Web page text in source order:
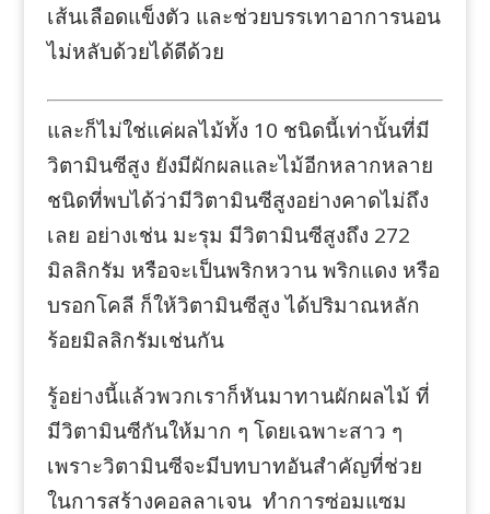
เส้นเลือดแข็งตัว และช่วยบรรเทาอาการนอน
ไม่หลับด้วยได้ดีด้วย
และก็ไม่ใช่แค่ผลไม้ทั้ง 10 ชนิดนี้เท่านั้นที่มี
วิตามินซีสูง ยังมีผักผลและไม้อีกหลากหลาย
ชนิดที่พบได้ว่ามีวิตามินซีสูงอย่างคาดไม่ถึง
เลย อย่างเช่น มะรุม มีวิตามินซีสูงถึง 272
มิลลิกรัม หรือจะเป็นพริกหวาน พริกแดง หรือ
บรอกโคลี ก็ให้วิตามินซีสูง ได้ปริมาณหลัก
ร้อยมิลลิกรัมเช่นกัน
รู้อย่างนี้แล้วพวกเราก็หันมาทานผักผลไม้ ที่
มีวิตามินซีกันให้มาก ๆ โดยเฉพาะสาว ๆ
เพราะวิตามินซีจะมีบทบาทอันสำคัญที่ช่วย
ในการสร้างคอลลาเจน ทำการซ่อมแซม